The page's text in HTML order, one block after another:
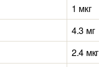
1 мкг
4.3 мг
2.4 мкг